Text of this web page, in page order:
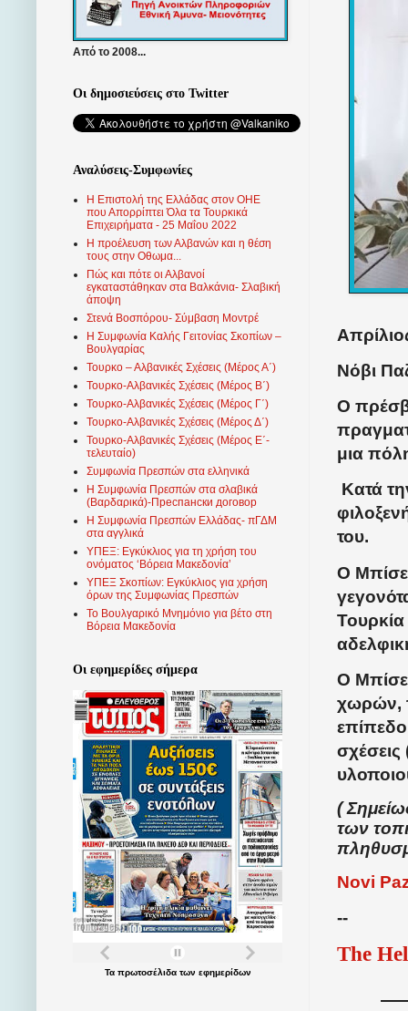
Νόβι
Ο
μια
Κατά
του.
Ο
Ο
χωρών,
επίπεδο
(
των
Novi
--
The
Από το 2008...
Οι δημοσιεύσεις στο Twitter
Αναλύσεις-Συμφωνίες
Η Επιστολή της Ελλάδας στον ΟΗΕ
που Απορρίπτει Όλα τα Τουρκικά
Επιχειρήματα - 25 Μαΐου 2022
Η προέλευση των Αλβανών και η θέση
τους στην Οθωμα...
Πώς και πότε οι Αλβανοί
εγκαταστάθηκαν στα Βαλκάνια- Σλαβική
άποψη
Στενά Βοσπόρου- Σύμβαση Μοντρέ
Η Συμφωνία Καλής Γειτονίας Σκοπίων –
Βουλγαρίας
Τουρκο – Αλβανικές Σχέσεις (Mέρος Α΄)
Τουρκο-Αλβανικές Σχέσεις (Μέρος Β΄)
Τουρκο-Αλβανικές Σχέσεις (Μέρος Γ΄)
Τουρκο-Αλβανικές Σχέσεις (Μέρος Δ΄)
Τουρκο-Αλβανικές Σχέσεις (Μέρος Ε΄-
τελευταίο)
Συμφωνία Πρεσπών στα ελληνικά
Η Συμφωνία Πρεσπών στα σλαβικά
(Βαρδαρικά)-Преспански договор
Η Συμφωνία Πρεσπών Ελλάδας- πΓΔΜ
στα αγγλικά
ΥΠΕΞ: Εγκύκλιος για τη χρήση του
ονόματος ‘Βόρεια Μακεδονία’
ΥΠΕΞ Σκοπίων: Εγκύκλιος για χρήση
όρων της Συμφωνίας Πρεσπών
Το Βουλγαρικό Μνημόνιο για βέτο στη
Βόρεια Μακεδονία
Οι εφημερίδες σήμερα
Τα πρωτοσέλιδατων εφημερίδων